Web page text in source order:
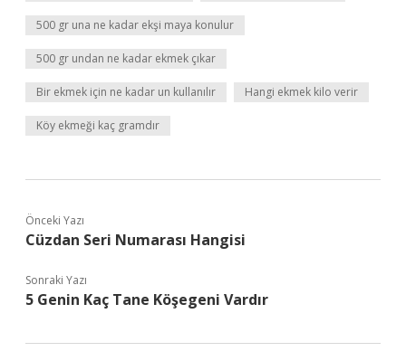
500 gr una ne kadar ekşi maya konulur
500 gr undan ne kadar ekmek çıkar
Bir ekmek için ne kadar un kullanılır Hangi ekmek kilo verir
Köy ekmeği kaç gramdır
Önceki Yazı
Cüzdan Seri Numarası Hangisi
Sonraki Yazı
5 Genin Kaç Tane Köşegeni Vardır